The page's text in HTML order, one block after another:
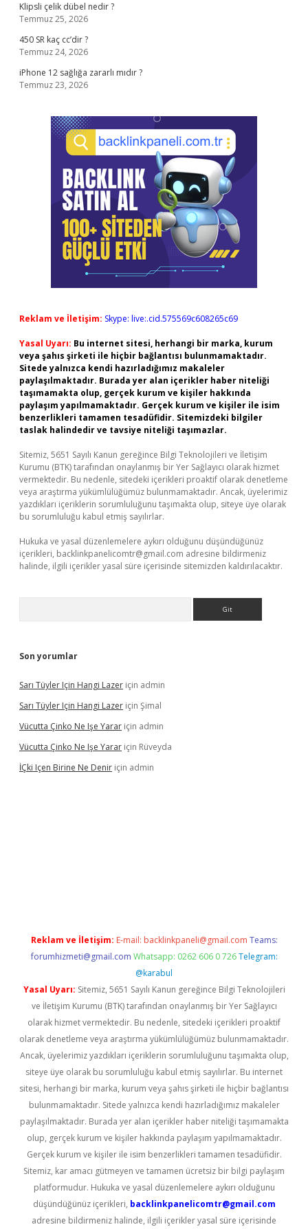
Klipsli çelik dübel nedir ?
Temmuz 25, 2026
450 SR kaç cc’dir ?
Temmuz 24, 2026
iPhone 12 sağlığa zararlı mıdır ?
Temmuz 23, 2026
Reklam ve İletişim: Skype: live:.cid.575569c608265c69
Yasal Uyarı: Bu internet sitesi, herhangi bir marka, kurum
veya şahıs şirketi ile hiçbir bağlantısı bulunmamaktadır.
Sitede yalnızca kendi hazırladığımız makaleler
paylaşılmaktadır. Burada yer alan içerikler haber niteliği
taşımamakta olup, gerçek kurum ve kişiler hakkında
paylaşım yapılmamaktadır. Gerçek kurum ve kişiler ile isim
benzerlikleri tamamen tesadüfidir. Sitemizdeki bilgiler
taslak halindedir ve tavsiye niteliği taşımazlar.
Sitemiz, 5651 Sayılı Kanun gereğince Bilgi Teknolojileri ve İletişim
Kurumu (BTK) tarafından onaylanmış bir Yer Sağlayıcı olarak hizmet
vermektedir. Bu nedenle, sitedeki içerikleri proaktif olarak denetleme
veya araştırma yükümlülüğümüz bulunmamaktadır. Ancak, üyelerimiz
yazdıkları içeriklerin sorumluluğunu taşımakta olup, siteye üye olarak
bu sorumluluğu kabul etmiş sayılırlar.
Hukuka ve yasal düzenlemelere aykırı olduğunu düşündüğünüz
içerikleri, backlinkpanelicomtr@gmail.com adresine bildirmeniz
halinde, ilgili içerikler yasal süre içerisinde sitemizden kaldırılacaktır.
Son yorumlar
Sarı Tüyler Için Hangi Lazer için admin
Sarı Tüyler Için Hangi Lazer için Şimal
Vücutta Çinko Ne Işe Yarar için admin
Vücutta Çinko Ne Işe Yarar için Rüveyda
İÇki Içen Birine Ne Denir için admin
Reklam ve İletişim: E-mail: backlinkpaneli@gmail.com Teams:
forumhizmeti@gmail.com Whatsapp: 0262 606 0 726 Telegram:
@karabul
Yasal Uyarı: Sitemiz, 5651 Sayılı Kanun gereğince Bilgi Teknolojileri
ve İletişim Kurumu (BTK) tarafından onaylanmış bir Yer Sağlayıcı
olarak hizmet vermektedir. Bu nedenle, sitedeki içerikleri proaktif
olarak denetleme veya araştırma yükümlülüğümüz bulunmamaktadır.
Ancak, üyelerimiz yazdıkları içeriklerin sorumluluğunu taşımakta olup,
siteye üye olarak bu sorumluluğu kabul etmiş sayılırlar. Bu internet
sitesi, herhangi bir marka, kurum veya şahıs şirketi ile hiçbir bağlantısı
bulunmamaktadır. Sitede yalnızca kendi hazırladığımız makaleler
paylaşılmaktadır. Burada yer alan içerikler haber niteliği taşımamakta
olup, gerçek kurum ve kişiler hakkında paylaşım yapılmamaktadır.
Gerçek kurum ve kişiler ile isim benzerlikleri tamamen tesadüfidir.
Sitemiz, kar amacı gütmeyen ve tamamen ücretsiz bir bilgi paylaşım
platformudur. Hukuka ve yasal düzenlemelere aykırı olduğunu
düşündüğünüz içerikleri, backlinkpanelicomtr@gmail.com
adresine bildirmeniz halinde, ilgili içerikler yasal süre içerisinde